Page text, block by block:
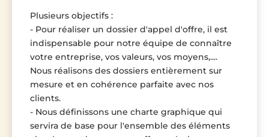
Plusieurs objectifs :
- Pour réaliser un dossier d'appel d'offre, il est
indispensable pour notre équipe de connaître
votre entreprise, vos valeurs, vos moyens,....
Nous réalisons des dossiers entièrement sur
mesure et en cohérence parfaite avec nos
clients.
- Nous définissons une charte graphique qui
servira de base pour l'ensemble des éléments